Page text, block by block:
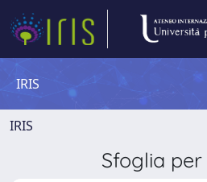
IRIS
IRIS
Sfoglia